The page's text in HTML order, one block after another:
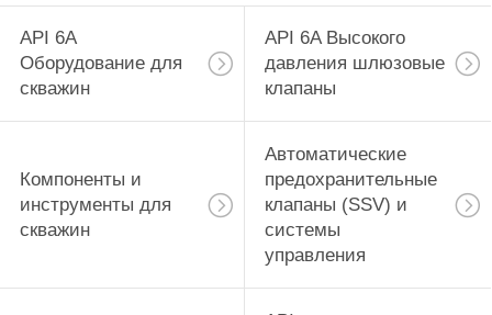
API 6A
Оборудование для
скважин
API 6A Высокого
давления шлюзовые
клапаны
Компоненты и
инструменты для
скважин
Автоматические
предохранительные
клапаны (SSV) и
системы
управления